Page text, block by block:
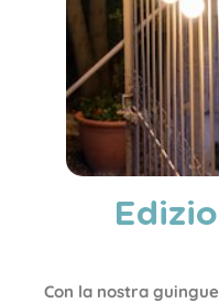
Con la nostra